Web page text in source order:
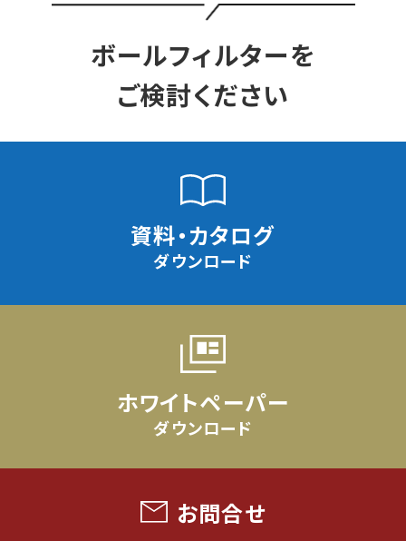
ボールフィルターを
ご検討ください
資料・カタログ
ダウンロード
ホワイトペーパー
ダウンロード
お問合せ